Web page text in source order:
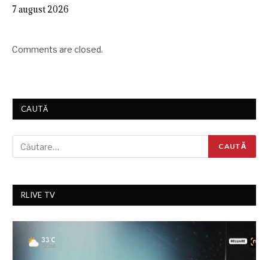
7 august 2026
Comments are closed.
CAUTĂ
RLIVE TV